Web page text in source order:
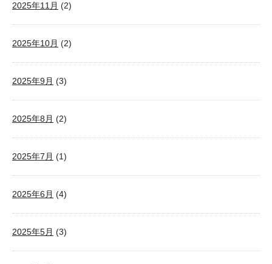
2025年11月 (2)
2025年10月 (2)
2025年9月 (3)
2025年8月 (2)
2025年7月 (1)
2025年6月 (4)
2025年5月 (3)